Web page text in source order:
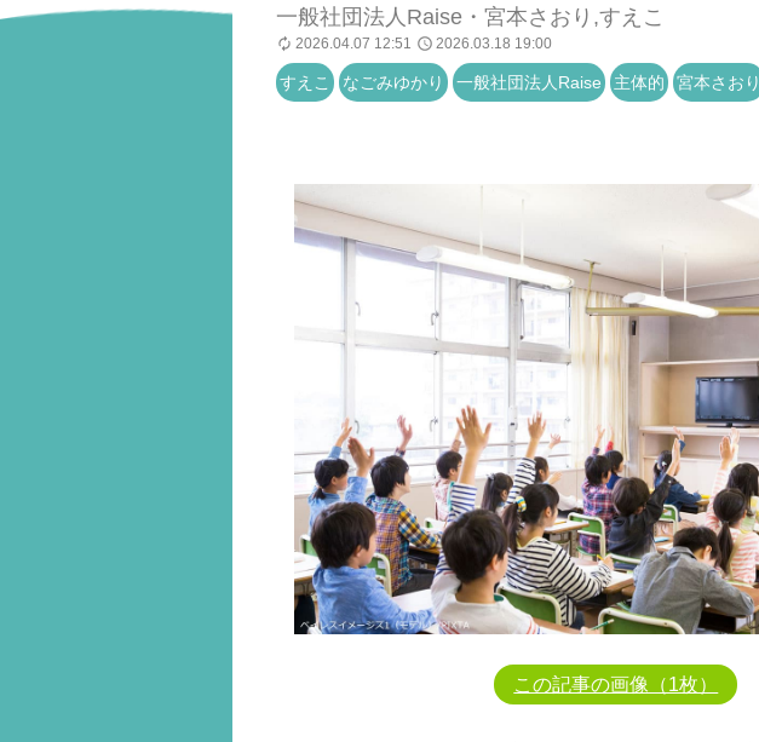
一般社団法人Raise・宮本さおり,すえこ
2026.04.07 12:51 2026.03.18 19:00
すえこ なごみゆかり 一般社団法人Raise 主体的 宮本さおり
この記事の画像（1枚）